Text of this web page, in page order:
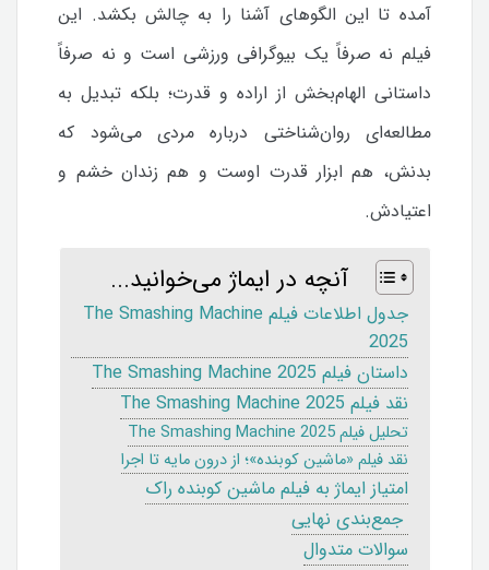
آمده تا این الگوهای آشنا را به چالش بکشد. این
فیلم نه صرفاً یک بیوگرافی ورزشی است و نه صرفاً
داستانی الهام‌بخش از اراده و قدرت؛ بلکه تبدیل به
مطالعه‌ای روان‌شناختی درباره مردی می‌شود که
بدنش، هم ابزار قدرت اوست و هم زندان خشم و
اعتیادش.
آنچه در ایماژ می‌خوانید...
جدول اطلاعات فیلم The Smashing Machine
2025
داستان فیلم The Smashing Machine 2025
نقد فیلم The Smashing Machine 2025
تحلیل فیلم The Smashing Machine 2025
نقد فیلم «ماشین کوبنده»؛ از درون مایه تا اجرا
امتیاز ایماژ به فیلم ماشین کوبنده راک
جمع‌بندی نهایی
سوالات متدوال